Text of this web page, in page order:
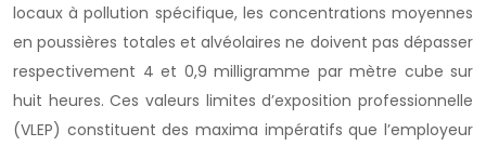
locaux à pollution spécifique, les concentrations moyennes
en poussières totales et alvéolaires ne doivent pas dépasser
respectivement 4 et 0,9 milligramme par mètre cube sur
huit heures. Ces valeurs limites d’exposition professionnelle
(VLEP) constituent des maxima impératifs que l’employeur